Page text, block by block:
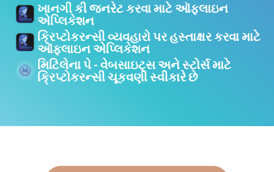
ખાનગી કી જનરેટ કરવા માટે ઑફલાઇન
એપ્લિકેશન
ક્રિપ્ટોકરન્સી વ્યવહારો પર હસ્તાક્ષર કરવા માટે
ઑફલાઇન એપ્લિકેશન
મિટિલેના પે - વેબસાઇટ્સ અને સ્ટોર્સ માટે
ક્રિપ્ટોકરન્સી ચૂકવણી સ્વીકારે છે